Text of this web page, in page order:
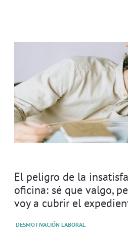
El peligro de la
oficina: sé que valgo,
voy a cubrir el
DESMOTIVACIÓN LABORAL